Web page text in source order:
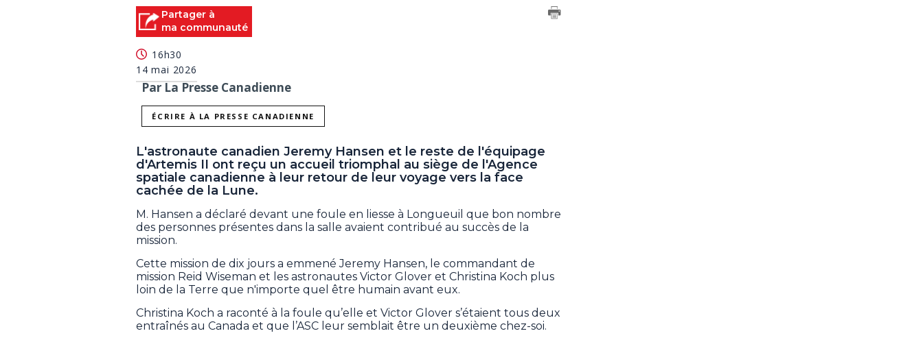
Partager à
ma communauté
16h30
14 mai 2026
Par La Presse Canadienne
ÉCRIRE À LA PRESSE CANADIENNE
L'astronaute canadien Jeremy Hansen et le reste de l'équipage
d'Artemis II ont reçu un accueil triomphal au siège de l'Agence
spatiale canadienne à leur retour de leur voyage vers la face
cachée de la Lune.
M. Hansen a déclaré devant une foule en liesse à Longueuil que bon nombre
des personnes présentes dans la salle avaient contribué au succès de la
mission.
Cette mission de dix jours a emmené Jeremy Hansen, le commandant de
mission Reid Wiseman et les astronautes Victor Glover et Christina Koch plus
loin de la Terre que n'importe quel être humain avant eux.
Christina Koch a raconté à la foule qu’elle et Victor Glover s’étaient tous deux
entraînés au Canada et que l’ASC leur semblait être un deuxième chez-soi.